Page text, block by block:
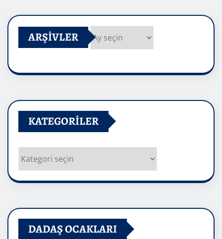
ARŞIVLER
KATEGORILER
Kategoriler
DADAŞ OCAKLARI